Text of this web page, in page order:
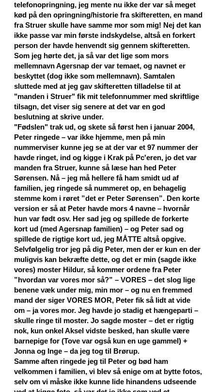
telefonopringning, jeg mente nu ikke der var så meget
kød på den opringning/historie fra skifteretten, en mand
fra Struer skulle have samme mor som mig! Nej det kan
ikke passe var min første indskydelse, altså en forkert
person der havde henvendt sig gennem skifteretten.
Som jeg hørte det, ja så var det lige som mors
mellemnavn Agersnap der var temaet, og navnet er
beskyttet (dog ikke som mellemnavn). Samtalen
sluttede med at jeg gav skifteretten tilladelse til at
"manden i Struer" fik mit telefonnummer med skriftlige
tilsagn, det viser sig senere at det var en god
beslutning at skrive under.
"Fødslen" trak ud, og skete så først hen i januar 2004,
Peter ringede – var ikke hjemme, men på min
nummerviser kunne jeg se at der var et 97 nummer der
havde ringet, ind og kigge i Krak på Pc'eren, jo det var
manden fra Struer, kunne så læse han hed Peter
Sørensen. Nå – jeg må hellere få ham smidt ud af
familien, jeg ringede så nummeret op, en behagelig
stemme kom i røret ”det er Peter Sørensen”. Den korte
version er så at Peter havde mors 4 navne – hvornår
hun var født osv. Her sad jeg og spillede de forkerte
kort ud (med Agersnap familien) – og Peter sad og
spillede de rigtige kort ud, jeg MÅTTE altså opgive.
Selvfølgelig tror jeg på dig Peter, men der er kun en der
muligvis kan bekræfte dette, og det er min (sagde ikke
vores) moster Hildur, så kommer ordene fra Peter
”hvordan var vores mor så?” – VORES – det slog lige
benene væk under mig, min mor – og nu en fremmed
mand der siger VORES MOR, Peter fik så lidt at vide
om – ja vores mor. Jeg havde jo stadig et hængeparti –
skulle ringe til moster. Jo sagde moster – det er rigtig
nok, kun onkel Aksel vidste besked, han skulle være
barnepige for (Tove var også kun en uge gammel) +
Jonna og Inge – da jeg tog til Brørup.
Samme aften ringede jeg til Peter og bød ham
velkommen i familien, vi blev så enige om at bytte fotos,
selv om vi måske ikke kunne lide hinandens udseende